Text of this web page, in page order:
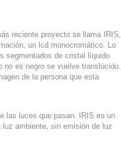
reciente proyecto se llama IRIS,
un lcd monocromático. Lo
segmentados de cristal líquido
no es negro se vuelve translúcido.
de la persona que esta
las luces que pasan. IRIS es un
ambiente, sin emisión de luz